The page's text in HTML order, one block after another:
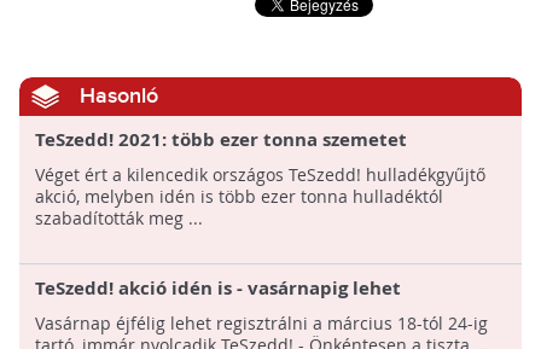
Hasonló
TeSzedd! 2021: több ezer tonna szemetet
gyűjtöttek össze az önkéntesek
Véget ért a kilencedik országos TeSzedd! hulladékgyűjtő
akció, melyben idén is több ezer tonna hulladéktól
szabadították meg ...
TeSzedd! akció idén is - vasárnapig lehet
jelentkezni
Vasárnap éjfélig lehet regisztrálni a március 18-tól 24-ig